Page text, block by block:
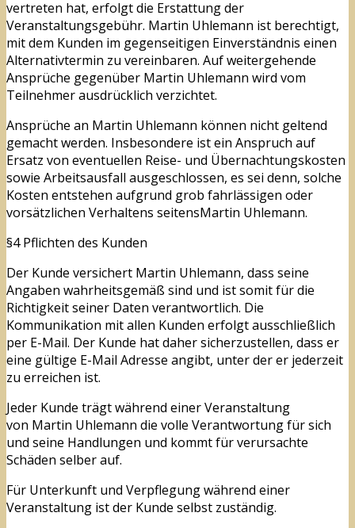
vertreten hat, erfolgt die Erstattung der
Veranstaltungsgebühr. Martin Uhlemann ist berechtigt,
mit dem Kunden im gegenseitigen Einverständnis einen
Alternativtermin zu vereinbaren. Auf weitergehende
Ansprüche gegenüber Martin Uhlemann wird vom
Teilnehmer ausdrücklich verzichtet.
Ansprüche an Martin Uhlemann können nicht geltend
gemacht werden. Insbesondere ist ein Anspruch auf
Ersatz von eventuellen Reise- und Übernachtungskosten
sowie Arbeitsausfall ausgeschlossen, es sei denn, solche
Kosten entstehen aufgrund grob fahrlässigen oder
vorsätzlichen Verhaltens seitensMartin Uhlemann.
§4 Pflichten des Kunden
Der Kunde versichert Martin Uhlemann, dass seine
Angaben wahrheitsgemäß sind und ist somit für die
Richtigkeit seiner Daten verantwortlich. Die
Kommunikation mit allen Kunden erfolgt ausschließlich
per E-Mail. Der Kunde hat daher sicherzustellen, dass er
eine gültige E-Mail Adresse angibt, unter der er jederzeit
zu erreichen ist.
Jeder Kunde trägt während einer Veranstaltung
von Martin Uhlemann die volle Verantwortung für sich
und seine Handlungen und kommt für verursachte
Schäden selber auf.
Für Unterkunft und Verpflegung während einer
Veranstaltung ist der Kunde selbst zuständig.